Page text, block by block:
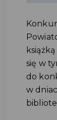
się w
do
w